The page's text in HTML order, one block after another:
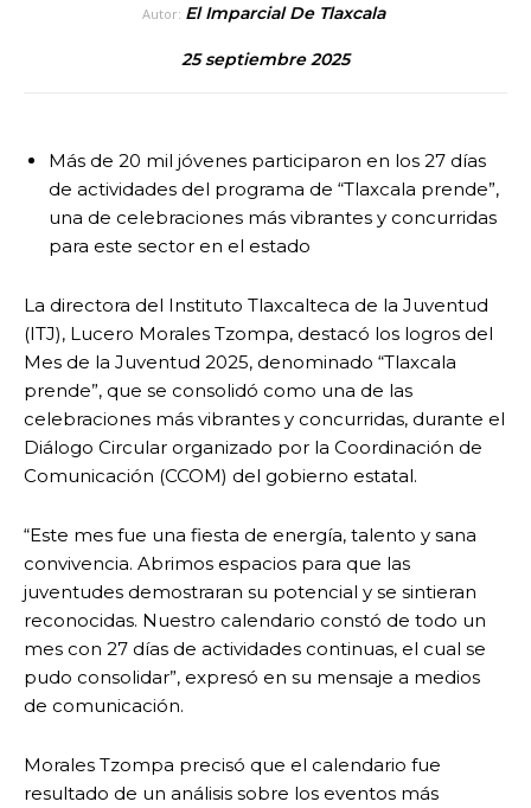
Autor: El Imparcial De Tlaxcala
25 septiembre 2025
Más de 20 mil jóvenes participaron en los 27 días
de actividades del programa de “Tlaxcala prende”,
una de celebraciones más vibrantes y concurridas
para este sector en el estado
La directora del Instituto Tlaxcalteca de la Juventud
(ITJ), Lucero Morales Tzompa, destacó los logros del
Mes de la Juventud 2025, denominado “Tlaxcala
prende”, que se consolidó como una de las
celebraciones más vibrantes y concurridas, durante el
Diálogo Circular organizado por la Coordinación de
Comunicación (CCOM) del gobierno estatal.
“Este mes fue una fiesta de energía, talento y sana
convivencia. Abrimos espacios para que las
juventudes demostraran su potencial y se sintieran
reconocidas. Nuestro calendario constó de todo un
mes con 27 días de actividades continuas, el cual se
pudo consolidar”, expresó en su mensaje a medios
de comunicación.
Morales Tzompa precisó que el calendario fue
resultado de un análisis sobre los eventos más